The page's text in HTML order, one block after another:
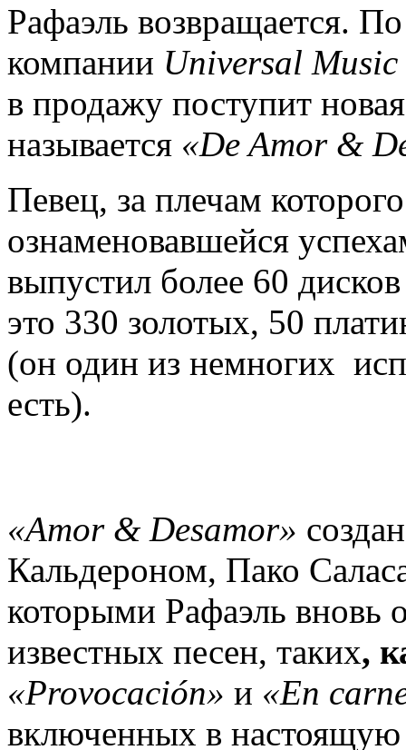
Рафаэль возвращается.
компании Universal Music
в продажу поступит
называется «De Amor &
Певец, за плечам
ознаменовавшейся
выпустил более 60
это 330 золотых, 50
(он один из немногих
есть).
«Amor & Desamor»
Кальдероном, Пако
которыми Рафаэль вновь
известных песен, таких,
«Provocación» и «En
включенных в настоящую